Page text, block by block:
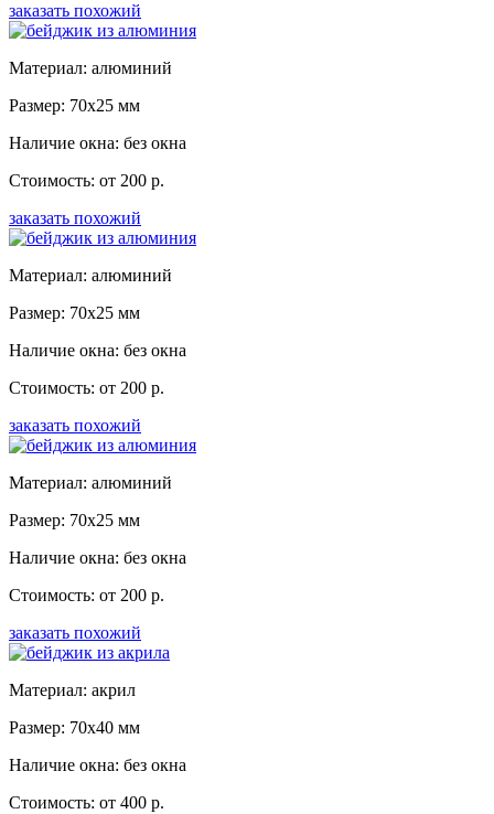
заказать похожий
Материал: алюминий
Размер: 70x25 мм
Наличие окна: без окна
Стоимость: от 200 р.
заказать похожий
Материал: алюминий
Размер: 70x25 мм
Наличие окна: без окна
Стоимость: от 200 р.
заказать похожий
Материал: алюминий
Размер: 70x25 мм
Наличие окна: без окна
Стоимость: от 200 р.
заказать похожий
Материал: акрил
Размер: 70x40 мм
Наличие окна: без окна
Стоимость: от 400 р.